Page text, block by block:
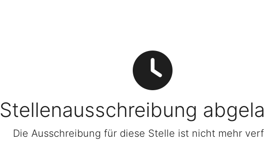
Stellenausschreibung
Die Ausschreibung für diese Stelle ist nicht mehr